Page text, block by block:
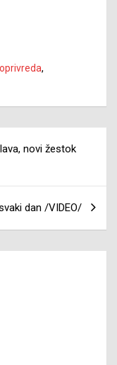
,
novi žestok
dan /VIDEO/